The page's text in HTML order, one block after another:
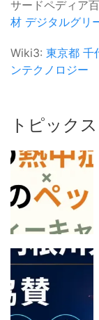
サードペディア
材 デジタルグリ
Wiki3: 東京都 千
ンテクノロジー
トピック